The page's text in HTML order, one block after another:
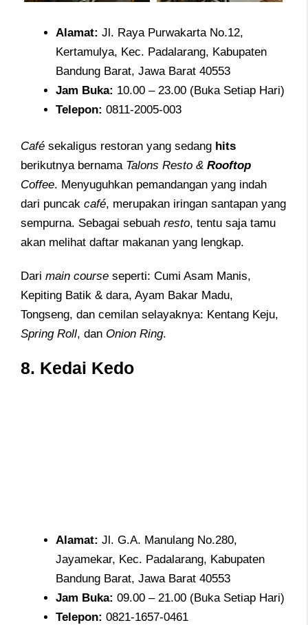
Alamat: Jl. Raya Purwakarta No.12,
Kertamulya, Kec. Padalarang, Kabupaten
Bandung Barat, Jawa Barat 40553
Jam Buka: 10.00 – 23.00 (Buka Setiap Hari)
Telepon: 0811-2005-003
Café sekaligus restoran yang sedang hits
berikutnya bernama Talons Resto & Rooftop
Coffee. Menyuguhkan pemandangan yang indah
dari puncak café, merupakan iringan santapan yang
sempurna. Sebagai sebuah resto, tentu saja tamu
akan melihat daftar makanan yang lengkap.
Dari main course seperti: Cumi Asam Manis,
Kepiting Batik & dara, Ayam Bakar Madu,
Tongseng, dan cemilan selayaknya: Kentang Keju,
Spring Roll, dan Onion Ring.
8. Kedai Kedo
Alamat: Jl. G.A. Manulang No.280,
Jayamekar, Kec. Padalarang, Kabupaten
Bandung Barat, Jawa Barat 40553
Jam Buka: 09.00 – 21.00 (Buka Setiap Hari)
Telepon: 0821-1657-0461